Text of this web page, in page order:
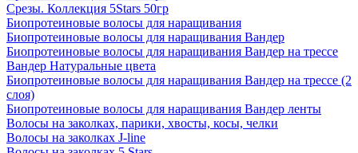
Срезы. Коллекция 5Stars 50гр
Биопротеиновые волосы для наращивания
Биопротеиновые волосы для наращивания Вандер
Биопротеиновые волосы для наращивания Вандер на трессе
Вандер Натуральные цвета
Биопротеиновые волосы для наращивания Вандер на трессе (2
слоя)
Биопротеиновые волосы для наращивания Вандер ленты
Волосы на заколках, парики, хвосты, косы, челки
Волосы на заколках J-line